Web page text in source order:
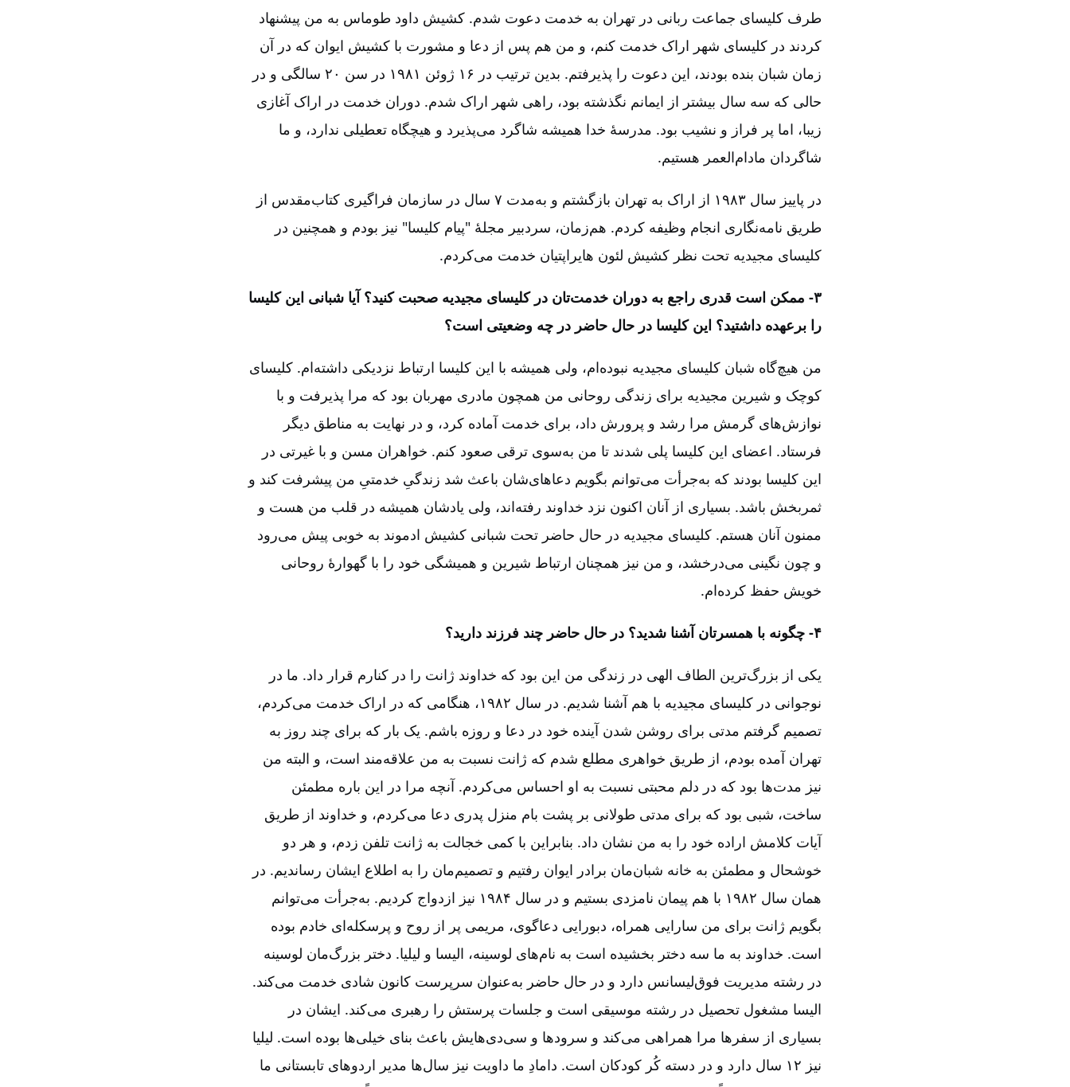
طرف کلیسای جماعت ربانی در تهران به خدمت دعوت شدم. کشیش داود طوماس به من پیشنهاد
کردند در کلیسای شهر اراک خدمت کنم، و من هم پس از دعا و مشورت با کشیش ایوان که در آن
زمان شبان بنده بودند، این دعوت را پذیرفتم. بدین ترتیب در ۱۶ ژوئن ۱۹۸۱ در سن ۲۰ سالگی و در
حالی که سه سال بیشتر از ایمانم نگذشته بود، راهی شهر اراک شدم. دوران خدمت در اراک آغازی
زیبا، اما پر فراز و نشیب بود. مدرسۀ خدا همیشه شاگرد می‌پذیرد و هیچگاه تعطیلی ندارد، و ما
شاگردان مادام‌العمر هستیم.
در پاییز سال ۱۹۸۳ از اراک به تهران بازگشتم و به‌مدت ۷ سال در سازمان فراگیری کتاب‌مقدس از
طریق نامه‌نگاری انجام وظیفه کردم. هم‌زمان، سردبیر مجلۀ "پیام کلیسا" نیز بودم و همچنین در
کلیسای مجیدیه تحت نظر کشیش لئون هایراپتیان خدمت می‌کردم.
۳-‏‏‏‏ ممکن است قدری راجع به دوران خدمت‌تان در کلیسای مجیدیه صحبت کنید؟ آیا شبانی این کلیسا
را برعهده داشتید؟ این کلیسا در حال حاضر در چه وضعیتی است؟
من هیچ‌گاه شبان کلیسای مجیدیه نبوده‌ام، ولی همیشه با این کلیسا ارتباط نزدیکی داشته‌ام. کلیسای
کوچک و شیرین مجیدیه برای زندگی روحانی من همچون مادری مهربان بود که مرا پذیرفت و با
نوازش‌های گرمش مرا رشد و پرورش داد، برای خدمت آماده کرد، و در نهایت به مناطق دیگر
فرستاد. اعضای این کلیسا پلی شدند تا من به‌سوی ترقی صعود کنم. خواهران مسن و با غیرتی در
این کلیسا بودند که به‌جرأت می‌توانم بگویم دعاهای‌شان باعث شد زندگیِ خدمتیِ من پیشرفت کند و
ثمربخش باشد. بسیاری از آنان اکنون نزد خداوند رفته‌اند، ولی یادشان همیشه در قلب من هست و
ممنون آنان هستم. کلیسای مجیدیه در حال حاضر تحت شبانی کشیش ادموند به خوبی پیش می‌رود
و چون نگینی می‌درخشد، و من نیز همچنان ارتباط شیرین و همیشگی خود را با گهوارۀ روحانی
خویش حفظ کرده‌ام.
۴-‏‏‏‏ چگونه با همسرتان آشنا شدید؟ در حال حاضر چند فرزند دارید؟
یکی از بزرگ‌ترین الطاف الهی در زندگی من این بود که خداوند ژانت را در کنارم قرار داد. ما در
نوجوانی در کلیسای مجیدیه با هم آشنا شدیم. در سال ۱۹۸۲، هنگامی که در اراک خدمت می‌کردم،
تصمیم گرفتم مدتی برای روشن شدن آینده خود در دعا و روزه باشم. یک بار که برای چند روز به
تهران آمده بودم، از طریق خواهری مطلع شدم که ژانت نسبت به من علاقه‌مند است، و البته من
نیز مدت‌ها بود که در دلم محبتی نسبت به او احساس می‌کردم. آنچه مرا در این باره مطمئن
ساخت، شبی بود که برای مدتی طولانی بر پشت بام منزل پدری دعا می‌کردم، و خداوند از طریق
آیات کلامش اراده خود را به من نشان داد. بنابراین با کمی خجالت به ژانت تلفن زدم، و هر دو
خوشحال و مطمئن به خانه شبان‌مان برادر ایوان رفتیم و تصمیم‌مان را به اطلاع ایشان رساندیم. در
همان سال ۱۹۸۲ با هم پیمان نامزدی بستیم و در سال ۱۹۸۴ نیز ازدواج کردیم. به‌جرأت می‌توانم
بگویم ژانت برای من سارایی همراه، دبورایی دعاگوی، مریمی پر از روح و پرسکله‌ای خادم بوده
است. خداوند به ما سه دختر بخشیده است به نام‌های لوسینه، الیسا و لیلیا. دختر بزرگ‌مان لوسینه
در رشته مدیریت فوق‌لیسانس دارد و در حال حاضر به‌عنوان سرپرست کانون شادی خدمت می‌کند.
الیسا مشغول تحصیل در رشته موسیقی است و جلسات پرستش را رهبری می‌کند. ایشان در
بسیاری از سفرها مرا همراهی می‌کند و سرودها و سی‌دی‌هایش باعث بنای خیلی‌ها بوده است. لیلیا
نیز ۱۲ سال دارد و در دسته کُر کودکان است. دامادِ ما داویت نیز سال‌ها مدیر اردوهای تابستانی ما